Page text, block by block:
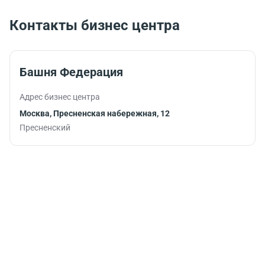
комфортной
Контакты бизнес центра
Башня Федерация
Адрес бизнес центра
Москва, Пресненская набережная, 12
Пресненский